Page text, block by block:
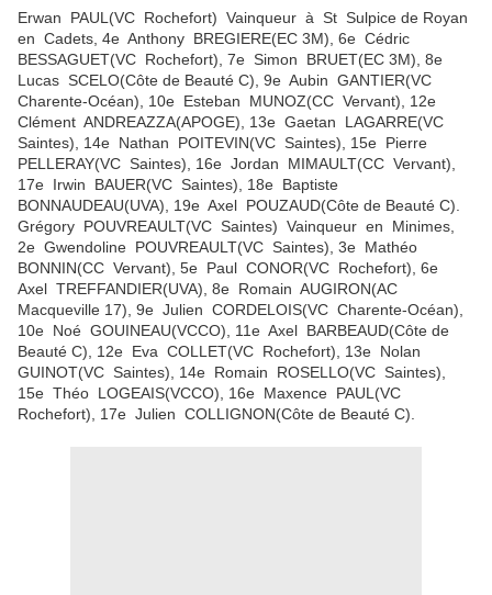
Erwan PAUL(VC Rochefort) Vainqueur à St Sulpice de Royan
en Cadets, 4e Anthony BREGIERE(EC 3M), 6e Cédric
BESSAGUET(VC Rochefort), 7e Simon BRUET(EC 3M), 8e
Lucas SCELO(Côte de Beauté C), 9e Aubin GANTIER(VC
Charente-Océan), 10e Esteban MUNOZ(CC Vervant), 12e
Clément ANDREAZZA(APOGE), 13e Gaetan LAGARRE(VC
Saintes), 14e Nathan POITEVIN(VC Saintes), 15e Pierre
PELLERAY(VC Saintes), 16e Jordan MIMAULT(CC Vervant),
17e Irwin BAUER(VC Saintes), 18e Baptiste
BONNAUDEAU(UVA), 19e Axel POUZAUD(Côte de Beauté C).
Grégory POUVREAULT(VC Saintes) Vainqueur en Minimes,
2e Gwendoline POUVREAULT(VC Saintes), 3e Mathéo
BONNIN(CC Vervant), 5e Paul CONOR(VC Rochefort), 6e
Axel TREFFANDIER(UVA), 8e Romain AUGIRON(AC
Macqueville 17), 9e Julien CORDELOIS(VC Charente-Océan),
10e Noé GOUINEAU(VCCO), 11e Axel BARBEAUD(Côte de
Beauté C), 12e Eva COLLET(VC Rochefort), 13e Nolan
GUINOT(VC Saintes), 14e Romain ROSELLO(VC Saintes),
15e Théo LOGEAIS(VCCO), 16e Maxence PAUL(VC
Rochefort), 17e Julien COLLIGNON(Côte de Beauté C).